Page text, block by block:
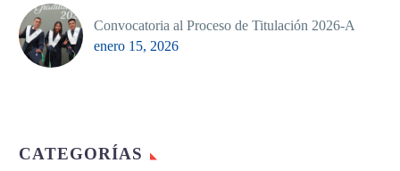
Convocatoria al Proceso de Titulación 2026-A
enero 15, 2026
CATEGORÍAS